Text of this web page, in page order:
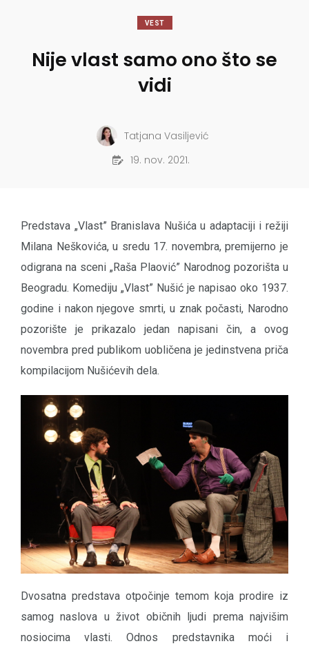
VEST
Nije vlast samo ono što se
vidi
Tatjana Vasiljević
19. nov. 2021.
Predstava „Vlast” Branislava Nušića u adaptaciji i režiji
Milana Neškovića, u sredu 17. novembra, premijerno je
odigrana na sceni „Raša Plaović” Narodnog pozorišta u
Beogradu. Komediju „Vlast” Nušić je napisao oko 1937.
godine i nakon njegove smrti, u znak počasti, Narodno
pozorište je prikazalo jedan napisani čin, a ovog
novembra pred publikom uobličena je jedinstvena priča
kompilacijom Nušićevih dela.
Dvosatna predstava otpočinje temom koja prodire iz
samog naslova u život običnih ljudi prema najvišim
nosiocima vlasti. Odnos predstavnika moći i